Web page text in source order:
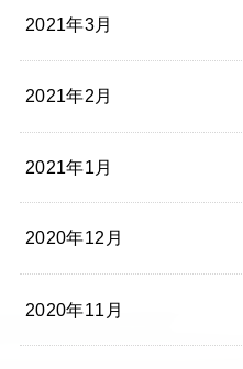
2021年3月
2021年2月
2021年1月
2020年12月
2020年11月